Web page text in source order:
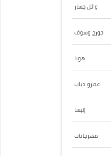
وائل جسار
جورج وسوف
هوبا
عمرو دياب
إليسا
مهرجانات